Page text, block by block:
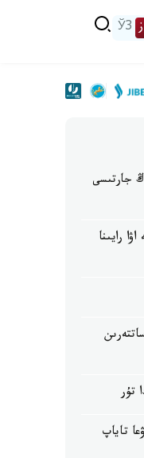
ЎЗ
تەڭ جارتىسى
16 وڭىرگە اۋا رايىنا
تۇر
تاياپ